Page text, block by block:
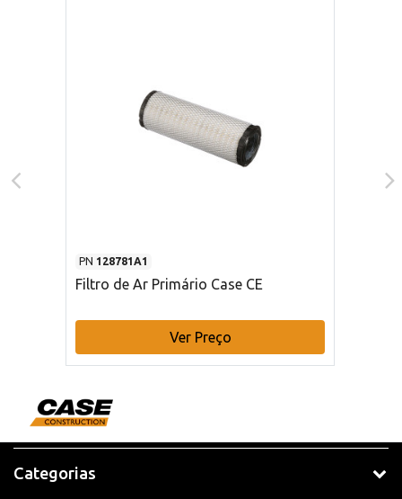
PN 128781A1
Filtro de Ar Primário Case CE
Ver Preço
Categorias